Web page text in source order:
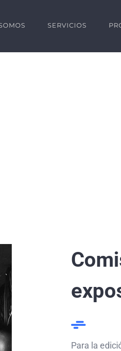
SERVICIOS
Para la